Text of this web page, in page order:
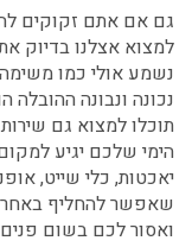
גם אם אתם זקוקים
למצוא אצלנו בדיוק
נשמע אולי כמו
נכונה ונבונה
תוכלו למצוא גם
הימי שלכם יגיע
יאכטות, כלי שייט,
שאפשר להחליף
ואסור לכם בשום פנים